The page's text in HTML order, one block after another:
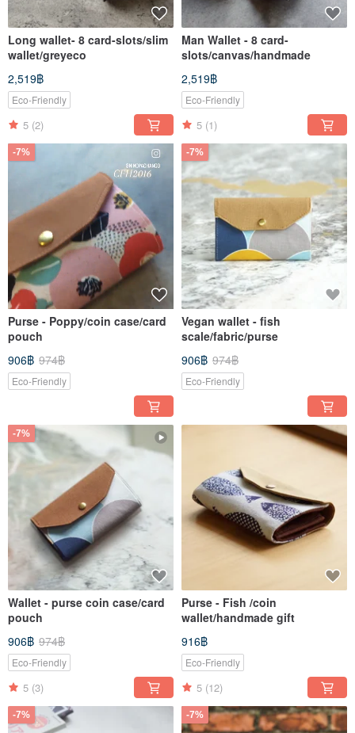
Long wallet- 8 card-slots/slim
wallet/greyeco
2,519฿
Eco-Friendly
5 (2)
Man Wallet - 8 card-
slots/canvas/handmade
2,519฿
Eco-Friendly
5 (1)
-7%
Purse - Poppy/coin case/card
pouch
906฿ 974฿
Eco-Friendly
-7%
Vegan wallet - fish
scale/fabric/purse
906฿ 974฿
Eco-Friendly
-7%
Wallet - purse coin case/card
pouch
906฿ 974฿
Eco-Friendly
5 (3)
Purse - Fish /coin
wallet/handmade gift
916฿
Eco-Friendly
5 (12)
-7% -7%